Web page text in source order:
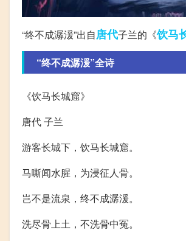
“终不成潺湲”出自唐代子兰的《饮马
“终不成潺湲”全诗
《饮马长城窟》
唐代 子兰
游客长城下，饮马长城窟。
马嘶闻水腥，为浸征人骨。
岂不是流泉，终不成潺湲。
洗尽骨上土，不洗骨中冤。